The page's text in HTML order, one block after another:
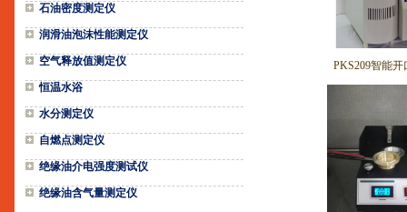
石油密度测定仪
润滑油泡沫性能测定仪
空气释放值测定仪
恒温水浴
水分测定仪
自燃点测定仪
绝缘油介电强度测试仪
绝缘油含气量测定仪
PKS209智能开